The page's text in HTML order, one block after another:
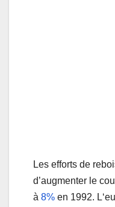
Les efforts de
d’augmenter le
à 8% en 1992.